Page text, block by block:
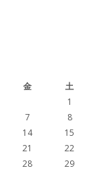
金
土
1
7
8
14
15
21
22
28
29